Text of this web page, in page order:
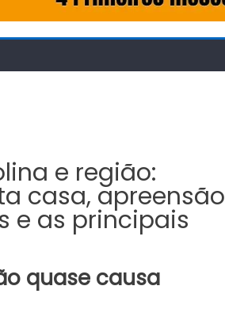
e região:
casa, apreensão
e as principais
quase causa